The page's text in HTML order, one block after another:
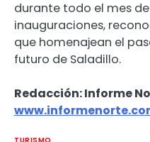
durante todo el mes
inauguraciones,
que homenajean el
futuro de Saladillo.
Redacción: Informe